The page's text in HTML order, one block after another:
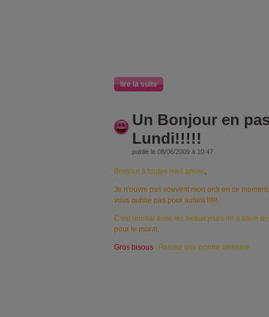
lire la suite
Un Bonjour en
Lundi!!!!!
publié le 08/06/2009 à 10:47
Bonjour à toutes mes amies,
Je n'ouvre pas souvent mon ordi en ce
vous oublie pas pour autant !!!!!!.
C'est normal avec les beaux jours on a plein
pour le moral .
Gros bisous Passez une bonne semaine